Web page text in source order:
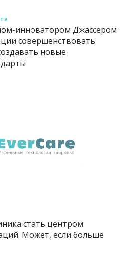
инноватором Джассером
совершенствовать
новые
стать центром
Может, если больше